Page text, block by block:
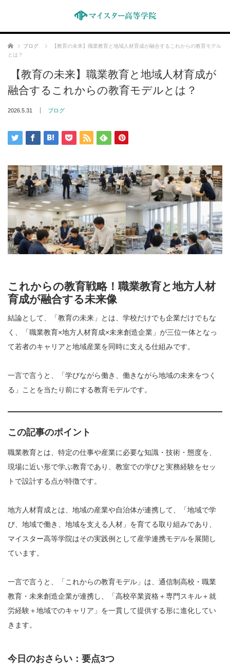
ホーム ブログ
【教育の未来】職業教育と地域人材育成が融合するこれからの教育モデル
とは？
【教育の未来】職業教育と地域人材育成が
融合するこれからの教育モデルとは？
2026.5.31 ブログ
これからの教育戦略！職業教育と地方人材
育成が融合する未来像
結論として、「教育の未来」とは、学校だけでも企業だけでもな
く、「職業教育×地方人材育成×未来創造企業」が三位一体となっ
て若者のキャリアと地域産業を同時に支える仕組みです。
一言で言うと、「学びながら働き、働きながら地域の未来をつく
る」ことを当たり前にする教育モデルです。
この記事のポイント
職業教育とは、特定の仕事や産業に必要な知識・技術・態度を、
現場に近い形で学ぶ教育であり、教室での学びと実務経験をセッ
トで設計する点が特徴です。
地方人材育成とは、地域の産業や自治体が連携して、「地域で学
び、地域で働き、地域を支える人材」を育てる取り組みであり、
マイスター高等学院はその実践例として産学連携モデルを展開し
ています。
一言で言うと、「これからの教育モデル」は、通信制高校・職業
教育・未来創造企業が連携し、「高校卒業資格＋専門スキル＋就
労経験＋地域でのキャリア」を一貫して提供する形に進化してい
きます。
今日のおさらい：要点3つ